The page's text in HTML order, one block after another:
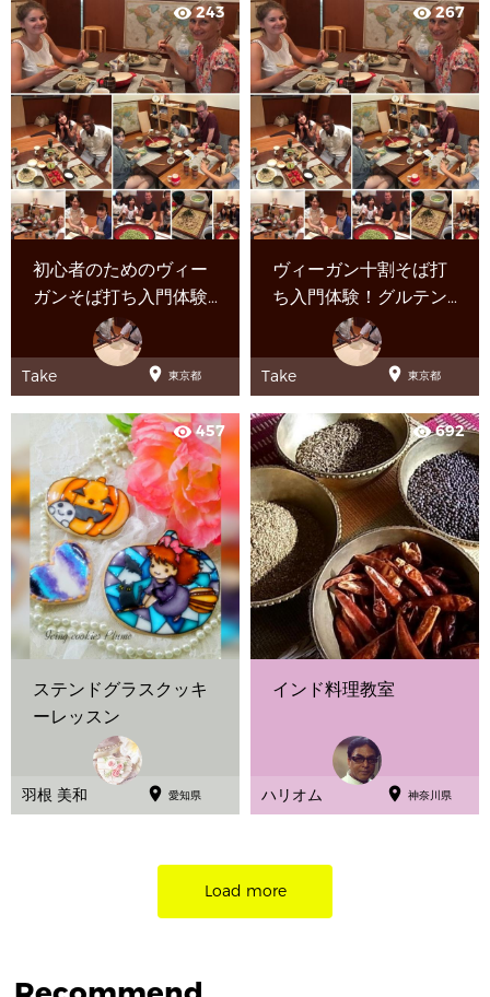
visibility243
初心者のためのヴィー
ガンそば打ち入門体験
Take  東京都
visibility267
ヴィーガン十割そば打
ち­入門体験！グルテン
フリーもできます
Take  東京都
visibility457
ステンドグラスクッキ
ーレッスン
羽根 美和  愛知県
visibility692
インド料理教室
ハリオム  神奈川県
Load more